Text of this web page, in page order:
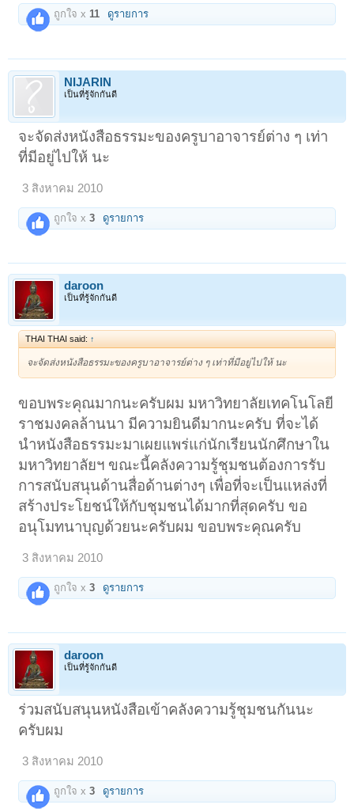
ถูกใจ x11 ดูรายการ
NIJARIN
เป็นที่รู้จักกันดี
จะจัดส่งหนังสือธรรมะของครูบาอาจารย์ต่าง ๆ เท่า
ที่มีอยู่ไปให้ นะ
3 สิงหาคม 2010
ถูกใจ x3 ดูรายการ
daroon
เป็นที่รู้จักกันดี
THAI THAI said: ↑
จะจัดส่งหนังสือธรรมะของครูบาอาจารย์ต่าง ๆ เท่าที่มีอยู่ไปให้ นะ
ขอบพระคุณมากนะครับผม มหาวิทยาลัยเทคโนโลยี
ราชมงคลล้านนา มีความยินดีมากนะครับ ที่จะได้
นำหนังสือธรรมะมาเผยแพร่แก่นักเรียนนักศึกษาใน
มหาวิทยาลัยฯ ขณะนี้คลังความรู้ชุมชนต้องการรับ
การสนับสนุนด้านสื่อด้านต่างๆ เพื่อที่จะเป็นแหล่งที่
สร้างประโยชน์ให้กับชุมชนได้มากที่สุดครับ ขอ
อนุโมทนาบุญด้วยนะครับผม ขอบพระคุณครับ
3 สิงหาคม 2010
ถูกใจ x3 ดูรายการ
daroon
เป็นที่รู้จักกันดี
ร่วมสนับสนุนหนังสือเข้าคลังความรู้ชุมชนกันนะ
ครับผม
3 สิงหาคม 2010
ถูกใจ x3 ดูรายการ